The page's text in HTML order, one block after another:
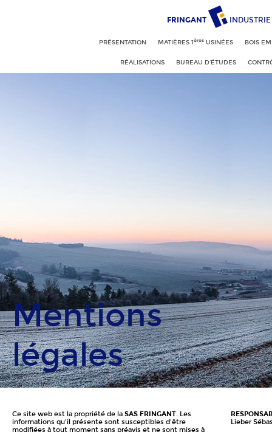
FRINGANT INDUSTRIE
PRÉSENTATION MATIÈRES 1 èresUSINÉES BOIS
RÉALISATIONS BUREAU D'ÉTUDES
Mentions
légales
Ce site web est la propriété de la SAS FRINGANT. Les
informations qu'il présente sont susceptibles d'être
modifiées à tout moment sans préavis et ne sont mises à
Lieber